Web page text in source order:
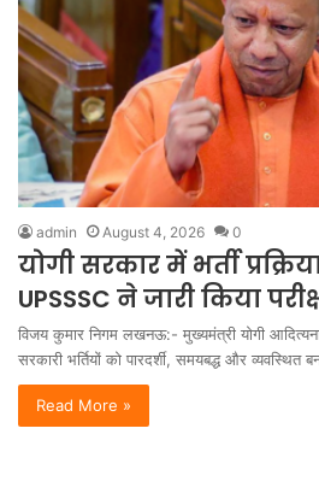
admin August 4, 2026 0
योगी सरकार में भर्ती
UPSSSC ने जारी किया
विजय कुमार निगम लखनऊ:- मुख्यमंत्री योगी
सरकारी भर्तियों को पारदर्शी, समयबद्ध और व्यवस्थित
Read More »